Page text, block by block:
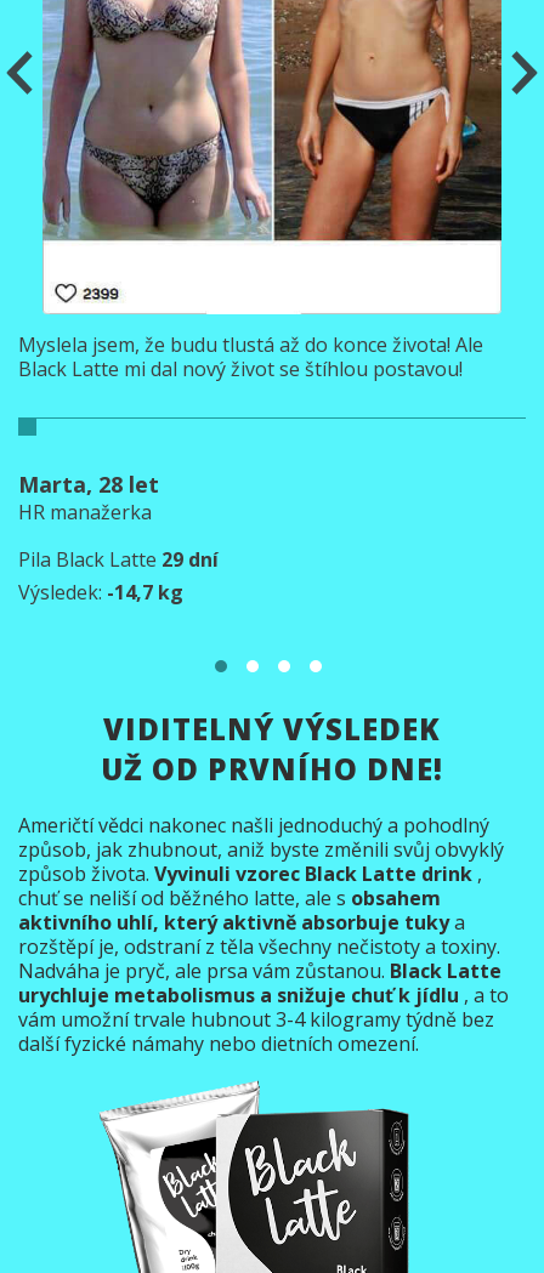
Myslela jsem, že budu tlustá až do konce života! Ale
Black Latte mi dal nový život se štíhlou postavou!
Marta, 28 let
HR manažerka
Pila Black Latte 29 dní
Výsledek: -14,7 kg
VIDITELNÝ VÝSLEDEK
UŽ OD PRVNÍHO DNE!
Američtí vědci nakonec našli jednoduchý a pohodlný
způsob, jak zhubnout, aniž byste změnili svůj obvyklý
způsob života. Vyvinuli vzorec Black Latte drink ,
chuť se neliší od běžného latte, ale s obsahem
aktivního uhlí, který aktivně absorbuje tukya
rozštěpí je, odstraní z těla všechny nečistoty a toxiny.
Nadváha je pryč, ale prsa vám zůstanou. Black Latte
urychluje metabolismus a snižuje chuť k jídlu , a to
vám umožní trvale hubnout 3-4 kilogramy týdně bez
další fyzické námahy nebo dietních omezení.